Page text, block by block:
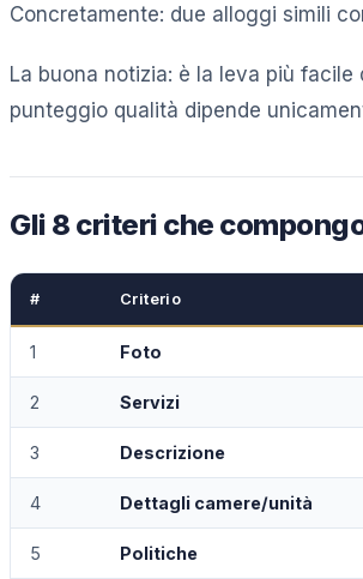
Concretamente: due alloggi simili
La buona notizia: è la leva più
punteggio qualità dipende
Gli 8 criteri che
# Criterio
1 Foto
2 Servizi
3 Descrizione
4 Dettagli camere/unità
5 Politiche